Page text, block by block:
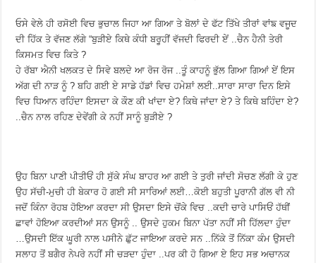
ਓਸੇ ਵੇਲੇ ਹੀ ਰਸੋਈ ਵਿਚ ਭੁਚਾਲ ਜਿਹਾ ਆ ਗਿਆ ਤੇ ਬੋਲਾਂ ਦੇ ਫੱਟ ਤਿੱਖੇ ਤੀਰਾਂ ਵਾਂਙ ਵਜੂਦ
ਦੀ ਹਿੱਕ ਤੇ ਵੱਜਣ ਲੱਗੇ “ਬੁੜੀਏ ਕਿਥੇ ਕੰਧੀ ਬਰੂਹੀਂ ਵੱਜਦੀ ਫਿਰਦੀ ਏਂ ..ਚੈਨ ਹੈਨੀ ਤੇਰੀ
ਕਿਸਮਤ ਵਿਚ ਕਿਤੇ ?
ਹੇ ਰੱਬਾ ਐਨੀ ਖਲਕਤ ਦੇ ਸਿਵੇ ਬਲਦੇ ਆ ਰੋਜ ਰੋਜ ..ਤੂੰ ਕਾਹਨੂੰ ਭੁੱਲ ਗਿਆ ਗਿਆਂ ਏਂ ਇਸ
ਅੱਗ ਦੀ ਨਾੜ ਨੂੰ ? ਬਹਿ ਗਈ ਏ ਸਾਡੇ ਹੱਡਾਂ ਵਿਚ ਹਮੇਸ਼ਾਂ ਲਈ..ਸਾਰਾ ਸਾਰਾ ਦਿਨ ਇਸੇ
ਵਿਚ ਧਿਆਨ ਰਹਿੰਦਾ ਇਸਦਾ ਕੇ ਕੌਣ ਕੀ ਖਾਂਦਾ ਏ? ਕਿਥੇ ਜਾਂਦਾ ਏ? ਤੇ ਕਿਥੇ ਬਹਿੰਦਾ ਏ?
..ਚੈਨ ਨਾਲ ਰਹਿਣ ਦੇਵੇਂਗੀ ਕੇ ਨਹੀਂ ਸਾਨੂੰ ਬੁੜੀਏ ?
ਉਹ ਬਿਨਾ ਪਾਣੀ ਪੀਤੀਓਂ ਹੀ ਸੁੱਕੇ ਸੰਘ ਬਾਹਰ ਆ ਗਈ ਤੇ ਤੁਰੀ ਜਾਂਦੀ ਸੋਚਣ ਲੱਗੀ ਕੇ ਹੁਣ
ਉਹ ਸੱਚੀ-ਮੁਚੀ ਹੀ ਬੇਕਾਰ ਹੋ ਗਈ ਸੀ ਸਾਰਿਆਂ ਲਈ…ਕੋਈ ਬਹੁਤੀ ਪੂਰਾਨੀ ਗੱਲ ਵੀ ਨੀ
ਜਦੋਂ ਕਿੰਨਾ ਰੋਹਬ ਹੋਇਆ ਕਰਦਾ ਸੀ ਉਸਦਾ ਇਸੇ ਚੋਂਕੇ ਵਿਚ ..ਕਦੀ ਚਾਰੇ ਪਾਸਿਓਂ ਹੱਥੀਂ
ਛਾਵਾਂ ਹੋਇਆ ਕਰਦੀਆਂ ਸਨ ਉਸਨੂੰ .. ਉਸਦੇ ਹੁਕਮ ਬਿਨਾ ਪੱਤਾ ਨਹੀਂ ਸੀ ਹਿੱਲਦਾ ਹੁੰਦਾ
…ਉਸਦੀ ਇੱਕ ਘੂਰੀ ਨਾਲ ਪਸੀਨੇ ਛੁੱਟ ਜਾਇਆ ਕਰਦੇ ਸਨ ..ਨਿੱਕੇ ਤੋਂ ਨਿੱਕਾ ਕੰਮ ਉਸਦੀ
ਸਲਾਹ ਤੋਂ ਬਗੈਰ ਨੇਪਰੇ ਨਹੀਂ ਸੀ ਚੜਦਾ ਹੁੰਦਾ ..ਪਰ ਕੀ ਹੋ ਗਿਆ ਏ ਇਹ ਸਭ ਅਚਾਨਕ